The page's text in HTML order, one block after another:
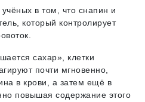
в том, что снапин и
который контролирует
сахар», клетки
почти мгновенно,
в крови, а затем ещё в
повышая содержание этого